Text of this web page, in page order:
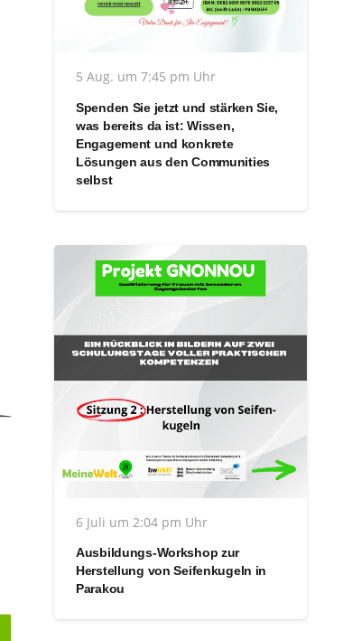
5 Aug. um 7:45 pm Uhr
Spenden Sie jetzt und stärken Sie,
was bereits da ist: Wissen,
Engagement und konkrete
Lösungen aus den Communities
selbst
6 Juli um 2:04 pm Uhr
Ausbildungs-Workshop zur
Herstellung von Seifenkugeln in
Parakou